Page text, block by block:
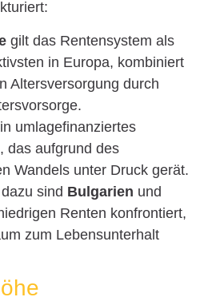
gilt das Rentensystem als
in Europa, kombiniert
Altersversorgung durch
umlagefinanziertes
das aufgrund des
Wandels unter Druck gerät.
sind Bulgarien und
Renten konfrontiert,
zum Lebensunterhalt